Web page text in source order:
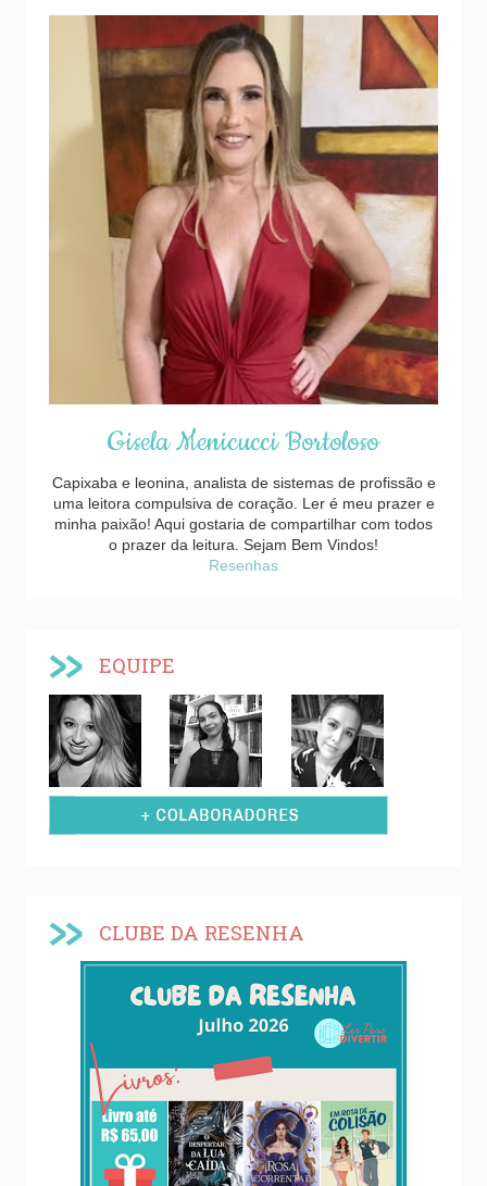
Gisela Menicucci Bortoloso
Capixaba e leonina, analista de sistemas de profissão e
uma leitora compulsiva de coração. Ler é meu prazer e
minha paixão! Aqui gostaria de compartilhar com todos
o prazer da leitura. Sejam Bem Vindos!
Resenhas
EQUIPE
CLUBE DA RESENHA